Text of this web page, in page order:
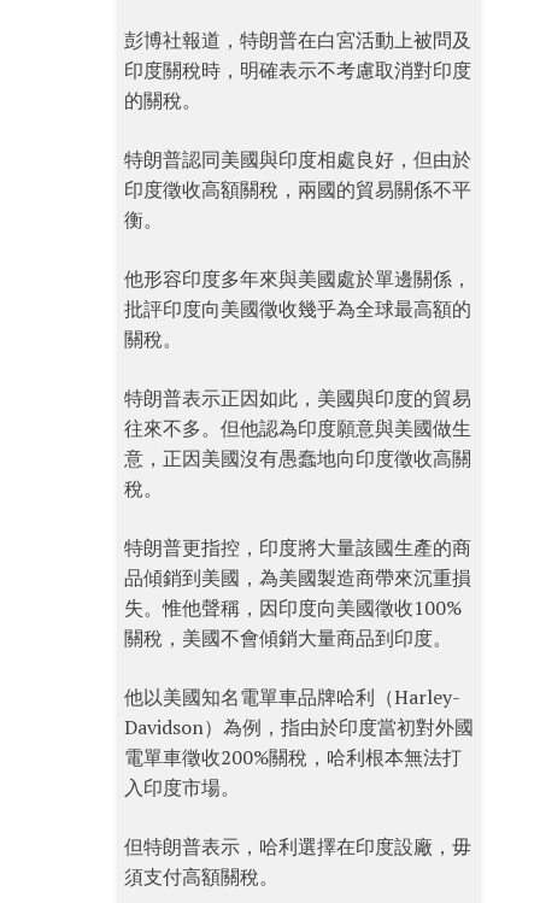
彭博社報道，特朗普在白宮活動上被問及
印度關稅時，明確表示不考慮取消對印度
的關稅。
特朗普認同美國與印度相處良好，但由於
印度徵收高額關稅，兩國的貿易關係不平
衡。
他形容印度多年來與美國處於單邊關係，
批評印度向美國徵收幾乎為全球最高額的
關稅。
特朗普表示正因如此，美國與印度的貿易
往來不多。但他認為印度願意與美國做生
意，正因美國沒有愚蠢地向印度徵收高關
稅。
特朗普更指控，印度將大量該國生產的商
品傾銷到美國，為美國製造商帶來沉重損
失。惟他聲稱，因印度向美國徵收100%
關稅，美國不會傾銷大量商品到印度。
他以美國知名電單車品牌哈利（Harley-
Davidson）為例，指由於印度當初對外國
電單車徵收200%關稅，哈利根本無法打
入印度市場。
但特朗普表示，哈利選擇在印度設廠，毋
須支付高額關稅。